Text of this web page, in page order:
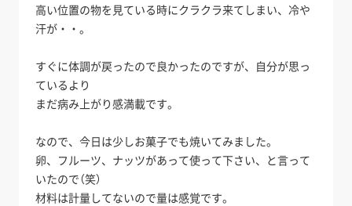
高い位置の物を見ている時にクラクラ来てしまい、冷や
汗が・・。
すぐに体調が戻ったので良かったのですが、自分が思っ
ているより
まだ病み上がり感満載です。
なので、今日は少しお菓子でも焼いてみました。
卵、フルーツ、ナッツがあって使って下さい、と言って
いたので（笑）
材料は計量してないので量は感覚です。